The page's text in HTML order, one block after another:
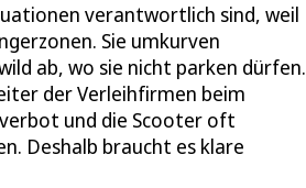
verantwortlich sind, weil
Sie umkurven
ab, wo sie nicht parken dürfen.
der Verleihfirmen beim
und die Scooter oft
Deshalb braucht es klare